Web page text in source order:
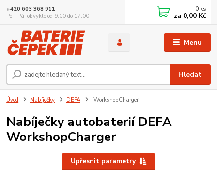
Menu
Hledat
+420 603 368 911
Po - Pá, obvykle od 9:00 do 17:00
0 ks
za 0,00 Kč
Úvod Nabíječky DEFA WorkshopCharger
Nabíječky autobaterií DEFA
WorkshopCharger
Upřesnit parametry